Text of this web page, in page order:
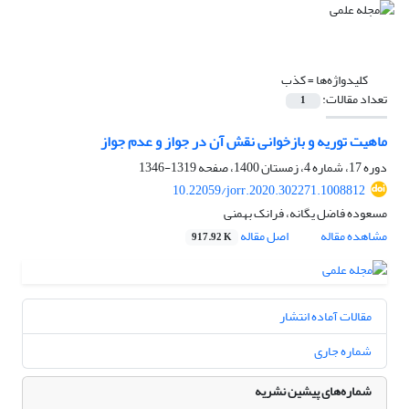
کلیدواژه‌ها =کذب
تعداد مقالات: 1
ماهیت توریه و بازخوانی نقش آن در جواز و عدم جواز
دوره 17، شماره 4، زمستان 1400، صفحه
1319-1346
10.22059/jorr.2020.302271.1008812
مسعوده فاضل یگانه، فرانک بهمنی
مشاهده مقاله
اصل مقاله 917.92 K
مقالات آماده انتشار
شماره جاری
شماره‌های پیشین نشریه